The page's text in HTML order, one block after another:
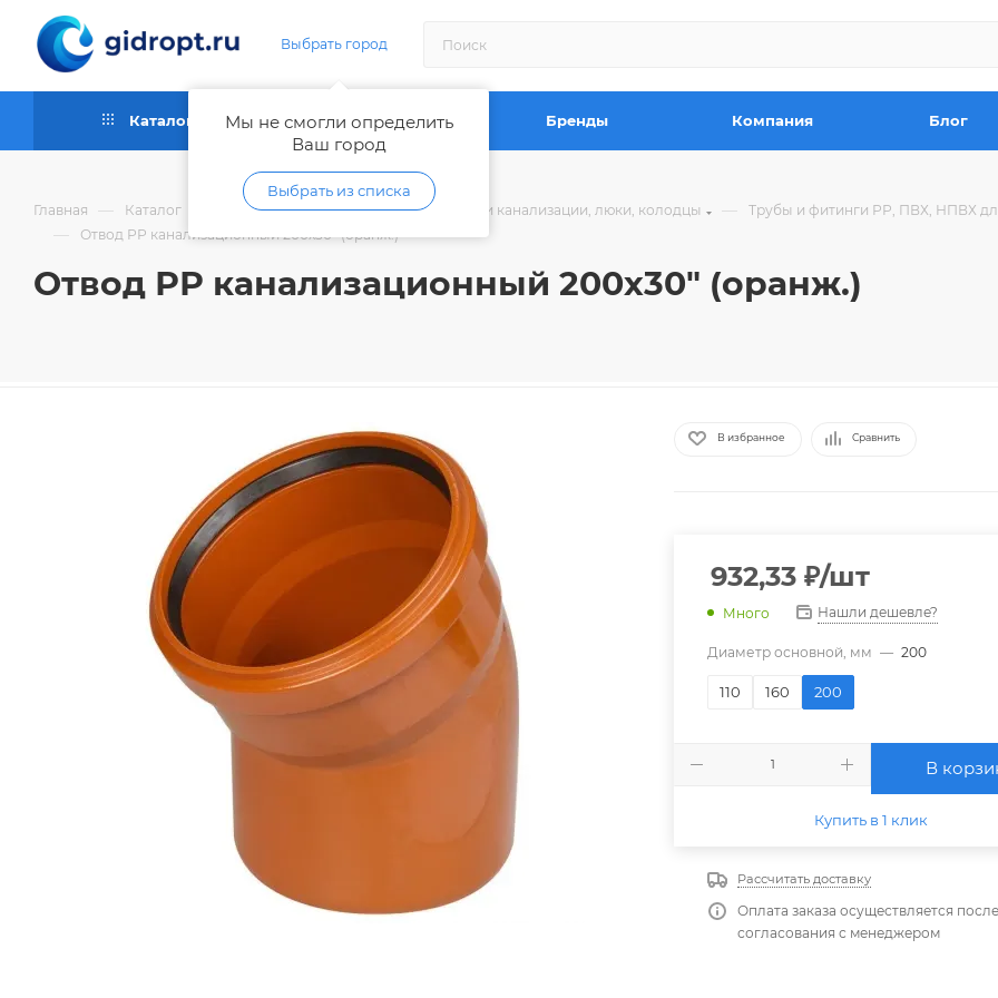
Выбрать город
Мы не смогли определить
Ваш город
Выбрать из списка
Каталог Как купить Бренды Компания Блог
Главная — Каталог Трубы и фитинги для водоотведения и канализации, люки, колодцы — Трубы и фитинги РР, ПВХ, НПВХ
— Отвод РР канализационный 200х30" (оранж.)
Отвод РР канализационный 200х30" (оранж.)
В избранное Сравнить
932,33 ₽/шт
Много Нашли дешевле?
Диаметр основной, мм — 200
110 160 200
В
Купить в 1 клик
Рассчитать доставку
Оплата заказа осуществляется
согласования с менеджером